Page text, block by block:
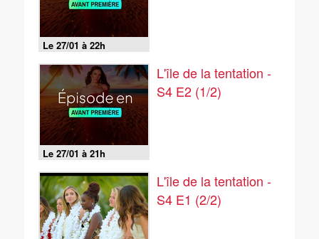
Le 27/01 à 22h
Le 27/01 à 21h
L'île de la tentation -
S4 E2 (1/2)
L'île de la tentation -
S4 E1 (2/2)